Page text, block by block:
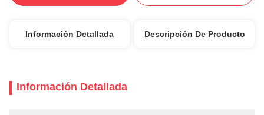
Información Detallada Descripción De Producto
Información Detallada